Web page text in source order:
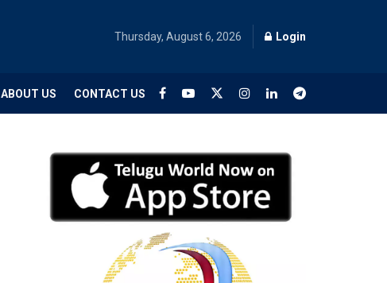
Thursday, August 6, 2026 Login
ABOUT US CONTACT US